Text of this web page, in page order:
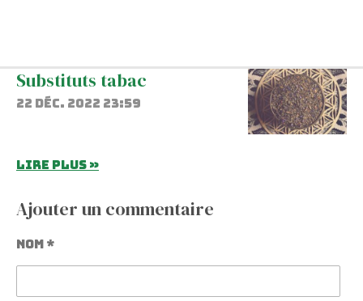
Substituts tabac
22 déc. 2022 23:59
Lire plus »
Ajouter un commentaire
Nom *